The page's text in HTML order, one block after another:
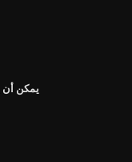
يمكن أن